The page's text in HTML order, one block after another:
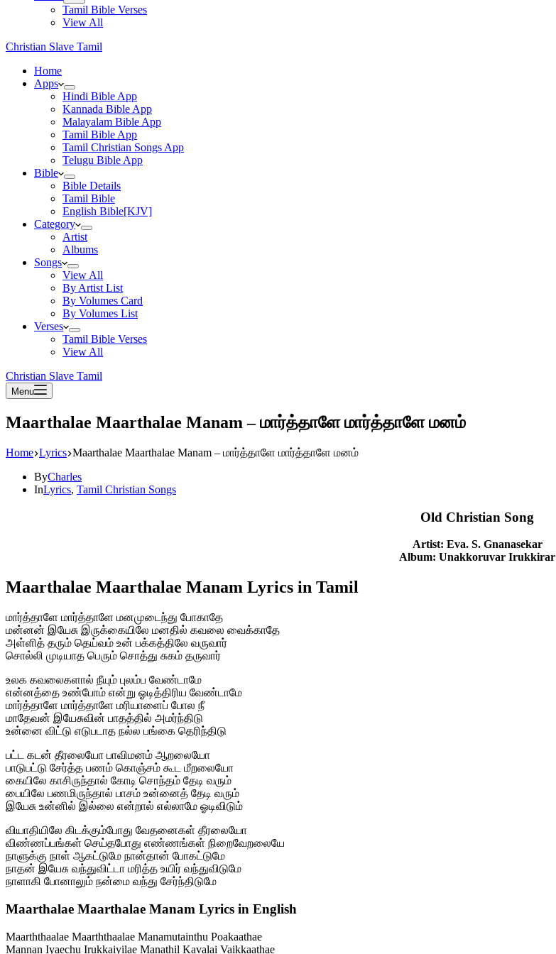
Tamil Bible Verses
View All
Christian Slave Tamil
Home
Apps
Hindi Bible App
Kannada Bible App
Malayalam Bible App
Tamil Bible App
Tamil Christian Songs App
Telugu Bible App
Bible
Bible Details
Tamil Bible
English Bible[KJV]
Category
Artist
Albums
Songs
View All
By Artist List
By Volumes Card
By Volumes List
Verses
Tamil Bible Verses
View All
Christian Slave Tamil
Menu
Maarthalae Maarthalae Manam – மார்த்தாளே மார்த்தாளே மனம்
Home Lyrics Maarthalae Maarthalae Manam – மார்த்தாளே மார்த்தாளே மனம்
ByCharles
InLyrics, Tamil Christian Songs
Old Christian Song
Artist: Eva. S. Gnanasekar
Album: Unakkoruvar Irukkirar
Maarthalae Maarthalae Manam Lyrics in Tamil
மார்த்தாளே மார்த்தாளே மனமுடைந்து போகாதே
மன்னன் இயேசு இருக்கையிலே மனதில் கவலை வைக்காதே
அள்ளித் தரும் தெய்வம் உன் பக்கத்திலே வருவார்
சொல்லி முடியாத பெரும் சொத்து சுகம் தருவார்
உலக கவலைகளால் நீயும் புலம்ப வேண்டாமே
என்னத்தை உண்போம் என்று ஓடித்திரிய வேண்டாமே
மார்த்தாளே மார்த்தாளே மரியாளைப் போல நீ
மாதேவன் இயேசுவின் பாதத்தில் அமர்ந்திடு
உன்னை விட்டு எடுபடாத நல்ல பங்கை தெரிந்திடு
பட்ட கடன் தீரலையோ பாவிமனம் ஆறலையோ
பாடுபட்டு சேர்த்த பணம் கொஞ்சம் கூட மீறலையோ
கையிலே காசிருந்தால் கோடி சொந்தம் தேடி வரும்
பையிலே பணமிருந்தால் பாசம் உன்னைத் தேடி வரும்
இயேசு உன்னில் இல்லை என்றால் எல்லாமே ஓடிவிடும்
வியாதியிலே கிடக்கும்போது வேதனைகள் தீரலையோ
விண்ணப்பங்கள் செய்தபோது எண்ணங்கள் நிறைவேறலையே
நாளுக்கு நாள் ஆகட்டுமே நான்தான் போகட்டுமே
நாதன் இயேசு வந்துவிட்டா மரித்த உயிர் வந்துவிடுமே
நாளாகி போனாலும் நன்மை வந்து சேர்ந்திடுமே
Maarthalae Maarthalae Manam Lyrics in English
Maarththaalae Maarththaalae Manamutainthu Poakaathae
Mannan Iyaechu Irukkaiyilae Manathil Kavalai Vaikkaathae